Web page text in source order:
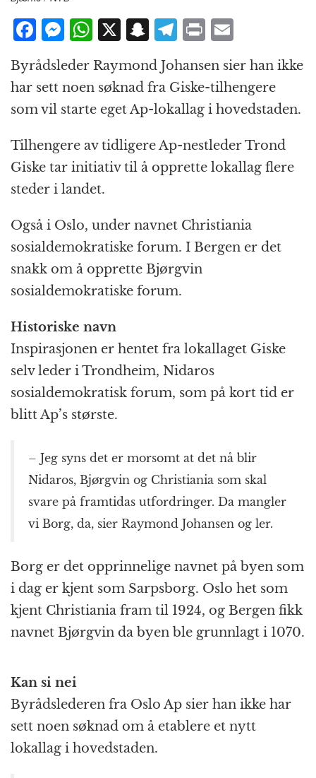
F
a
c
e
b
o
o
k
M
e
ss
e
n
g
e
r
W
at
s
A
p
p
X S
n
a
p
c
h
at
T
e
g
r
a
m
P
n
t
m
ai
l
Byrådsleder Raymond Johansen sier han ikke
har sett noen søknad fra Giske-tilhengere
som vil starte eget Ap-lokallag i hovedstaden.
Tilhengere av tidligere Ap-nestleder Trond
Giske tar initiativ til å opprette lokallag flere
steder i landet.
Også i Oslo, under navnet Christiania
sosialdemokratiske forum. I Bergen er det
snakk om å opprette Bjørgvin
sosialdemokratiske forum.
Historiske navn
Inspirasjonen er hentet fra lokallaget Giske
selv leder i Trondheim, Nidaros
sosialdemokratisk forum, som på kort tid er
blitt Ap’s største.
– Jeg syns det er morsomt at det nå blir
Nidaros, Bjørgvin og Christiania som skal
svare på framtidas utfordringer. Da mangler
vi Borg, da, sier Raymond Johansen og ler.
Borg er det opprinnelige navnet på byen som
i dag er kjent som Sarpsborg. Oslo het som
kjent Christiania fram til 1924, og Bergen fikk
navnet Bjørgvin da byen ble grunnlagt i 1070.
Kan si nei
Byrådslederen fra Oslo Ap sier han ikke har
sett noen søknad om å etablere et nytt
lokallag i hovedstaden.